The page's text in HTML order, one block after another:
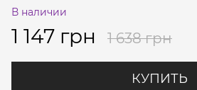
В наличии
1 147 грн 1 638 грн
КУПИТЬ